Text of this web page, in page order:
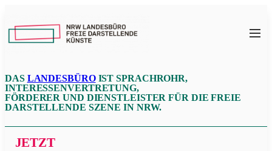
Inhalt
springen
NRW
DAS LANDESBÜROIST SPRACHROHR,
INTERESSENVERTRETUNG,
FÖRDERER UND DIENSTLEISTER FÜR DIE FREIE
DARSTELLENDE SZENE IN NRW.
JETZT